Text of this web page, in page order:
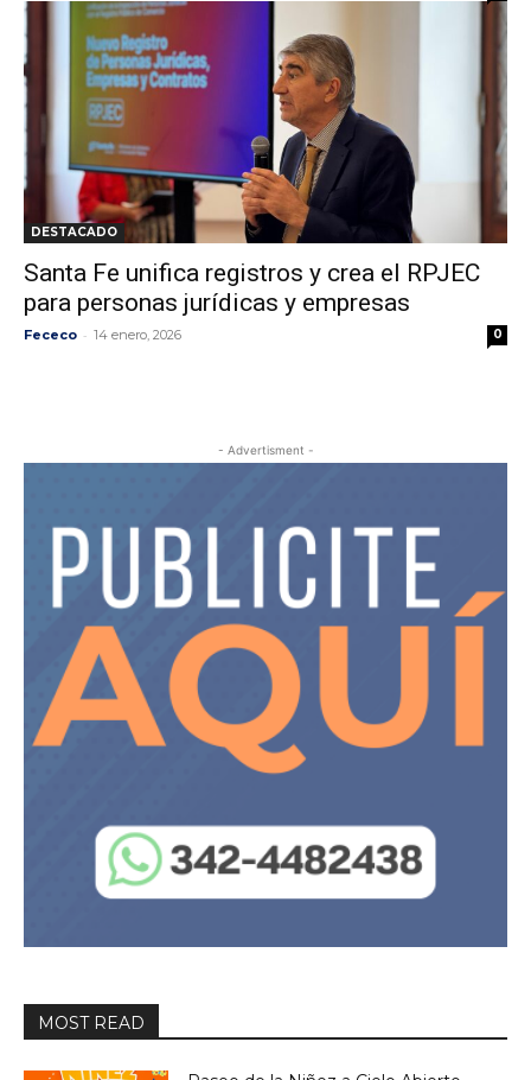
DESTACADO
Santa Fe unifica registros y crea el RPJEC
para personas jurídicas y empresas
Fececo - 14 enero, 2026 0
- Advertisment -
MOST READ